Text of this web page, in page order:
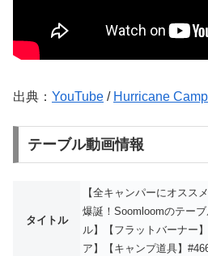
出典： YouTube / Hurricane
テーブル動画情報
タイトル
【全キャンパーにオスス
爆誕！Soomloomのテー
ル】【フラットバーナー
ア】【キャンプ道具】